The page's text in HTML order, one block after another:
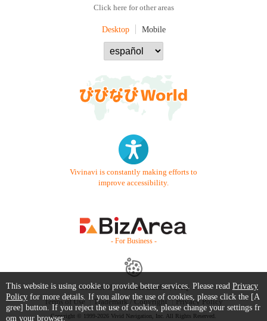
Click here for other areas
Desktop Mobile
Vivinavi is constantly making efforts to
improve accessibility.
- For Business -
Contact Us Starter Guide
FAQ
Terms of Use
Trademark / Copyright Privacy Policy
Copyright © 1999-2026 Vivid Navigation, Inc. All Rights Reserved.
This website is using cookie to provide better services. Please read Privacy
Policy for more details. If you allow the use of cookies, please click the [A
gree] button. If you reject the use of cookies, please change your settings fr
om your browser.